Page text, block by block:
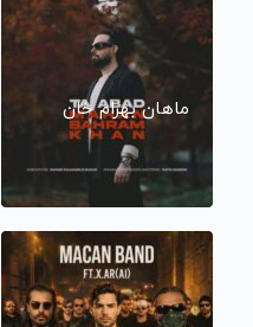
ماهان بهرام خان